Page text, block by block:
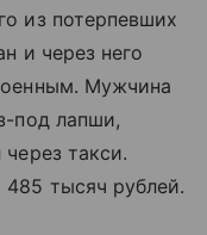
из потерпевших
и через него
Мужчина
под лапши,
такси.
тысяч рублей.